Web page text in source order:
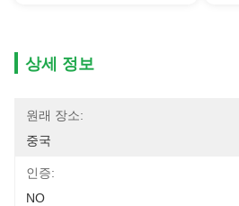
상세 정보
원래 장소:
중국
인증:
NO